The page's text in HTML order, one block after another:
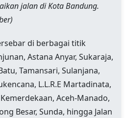
jalan di Kota Bandung.
di berbagai titik
Astana Anyar, Sukaraja,
Tamansari, Sulanjana,
L.L.R.E Martadinata,
Aceh-Manado,
Besar, Sunda, hingga Jalan